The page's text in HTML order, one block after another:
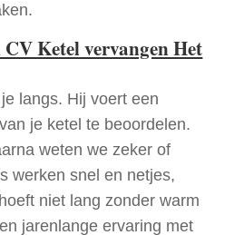
Ketel vervangen Het
langs. Hij voert een
je ketel te beoordelen.
weten we zeker of
werken snel en netjes,
niet lang zonder warm
jarenlange ervaring met